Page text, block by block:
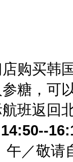
购买韩
糖，可
班返回
／敬